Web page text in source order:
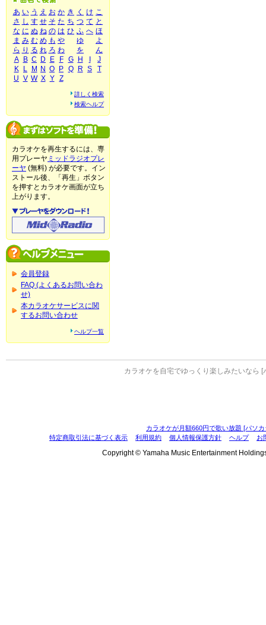
あ い う え お か き く け こ
さ し す せ そ た ち つ て と
な に ぬ ね の は ひ ふ へ ほ
ま み む め も や ゆ
よ
ら り る れ ろ わ を
ん
A
B C D E F G H
J
K
L M N O P Q R S
T
U V W X Y Z
詳しく検索
検索ヘルプ
カラオケを再生するには、専
用プレーヤ ミッドラジオプレ
ーヤ (無料) が必要です。イン
ストール後、「再生」ボタン
を押すとカラオケ画面が立ち
上がります。
会員登録
FAQ (よくあるお問い合わ
せ)
本カラオケサービスに関
するお問い合わせ
ヘルプ一覧
カラオケを自宅でゆっくり楽しみたいなら [
カラオケが月額660円で歌い放題 [パソ
特定商取引法に基づく表示
利用規約 個人情報保護方針 ヘルプ お
Copyright © Yamaha Music Entertainment